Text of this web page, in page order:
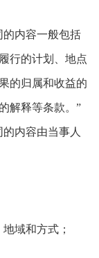
的内容一般包括
行的计划、地点
的归属和收益的
解释等条款。”
内容由当事人
域和方式；